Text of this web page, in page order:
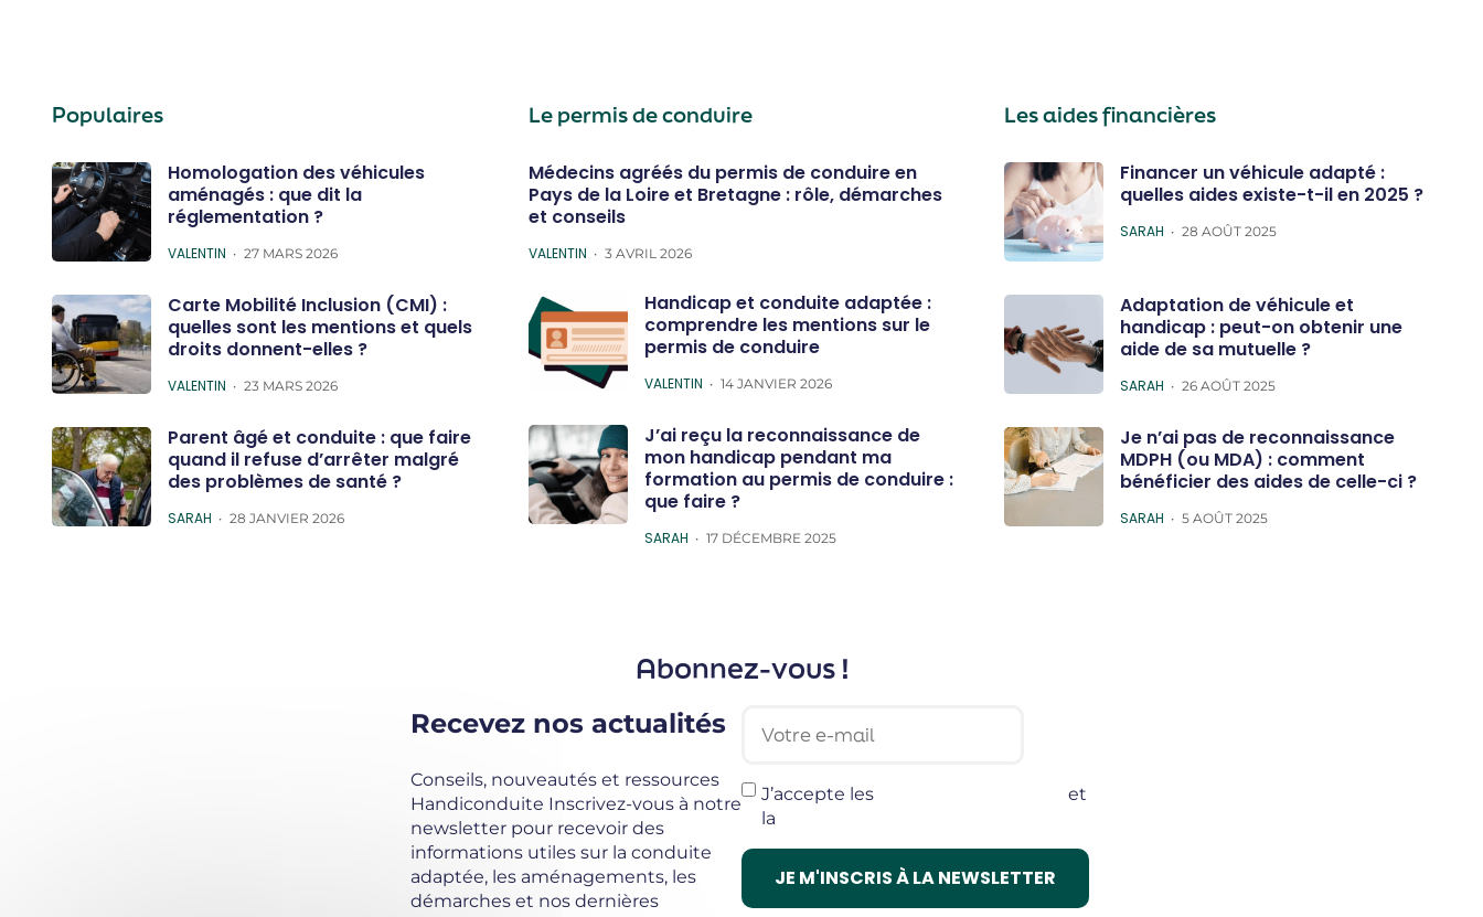
Populaires
Homologation des véhicules
aménagés : que dit la
réglementation ?
POSTED
VALENTIN 27 MARS 2026
Carte Mobilité Inclusion (CMI) :
quelles sont les mentions et quels
droits donnent-elles ?
POSTED
VALENTIN 23 MARS 2026
Parent âgé et conduite : que faire
quand il refuse d’arrêter malgré
des problèmes de santé ?
POSTED
SARAH 28 JANVIER 2026
Le permis de conduire
Médecins agréés du permis de conduire en
Pays de la Loire et Bretagne : rôle, démarches
et conseils
POSTED
VALENTIN 3 AVRIL 2026
Handicap et conduite adaptée :
comprendre les mentions sur le
permis de conduire
POSTED
VALENTIN 14 JANVIER 2026
J’ai reçu la reconnaissance de
mon handicap pendant ma
formation au permis de conduire :
que faire ?
POSTED
SARAH 17 DÉCEMBRE 2025
Les aides financières
Financer un véhicule adapté :
quelles aides existe-t-il en 2025 ?
POSTED
SARAH 28 AOÛT 2025
Adaptation de véhicule et
handicap : peut-on obtenir une
aide de sa mutuelle ?
POSTED
SARAH 26 AOÛT 2025
Je n’ai pas de reconnaissance
MDPH (ou MDA) : comment
bénéficier des aides de celle-ci ?
POSTED
SARAH 5 AOÛT 2025
Abonnez-vous !
Recevez nos actualités
Conseils, nouveautés et ressources
Handiconduite Inscrivez-vous à notre
newsletter pour recevoir des
informations utiles sur la conduite
adaptée, les aménagements, les
démarches et nos dernières
J’accepte les
et
la